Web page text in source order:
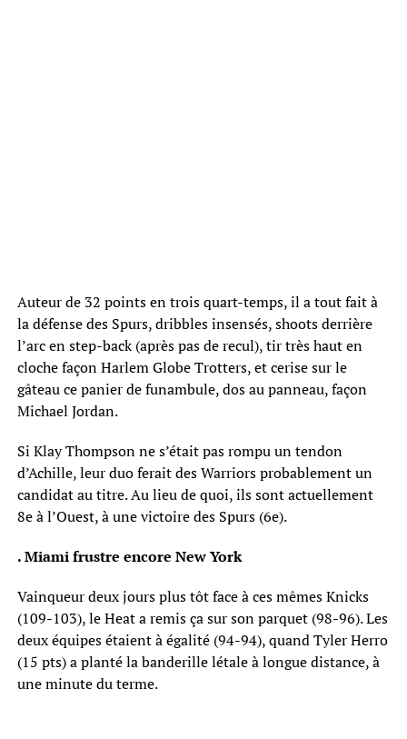
Auteur de 32 points en trois quart-temps, il a tout fait à
la défense des Spurs, dribbles insensés, shoots derrière
l’arc en step-back (après pas de recul), tir très haut en
cloche façon Harlem Globe Trotters, et cerise sur le
gâteau ce panier de funambule, dos au panneau, façon
Michael Jordan.
Si Klay Thompson ne s’était pas rompu un tendon
d’Achille, leur duo ferait des Warriors probablement un
candidat au titre. Au lieu de quoi, ils sont actuellement
8e à l’Ouest, à une victoire des Spurs (6e).
. Miami frustre encore New York
Vainqueur deux jours plus tôt face à ces mêmes Knicks
(109-103), le Heat a remis ça sur son parquet (98-96). Les
deux équipes étaient à égalité (94-94), quand Tyler Herro
(15 pts) a planté la banderille létale à longue distance, à
une minute du terme.